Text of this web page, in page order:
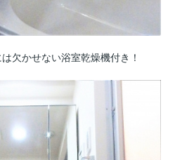
欠かせない浴室乾燥機付き！